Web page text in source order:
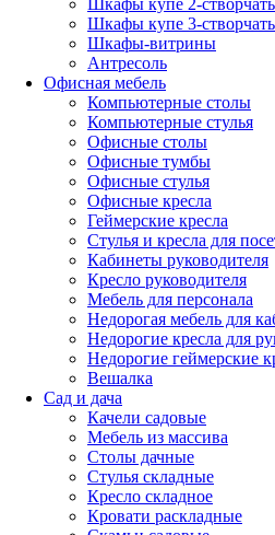
Шкафы купе 3-
Шкафы-витрины
Антресоль
Офисная мебель
Компьютерные столы
Компьютерные стулья
Офисные столы
Офисные тумбы
Офисные стулья
Офисные кресла
Геймерские кресла
Стулья и кресла для
Кабинеты руководителя
Кресло руководителя
Мебель для персонала
Недорогая мебель для
Недорогие кресла для
Недорогие геймерские
Вешалка
Сад и дача
Качели садовые
Мебель из массива
Столы дачные
Стулья складные
Кресло складное
Кровати раскладные